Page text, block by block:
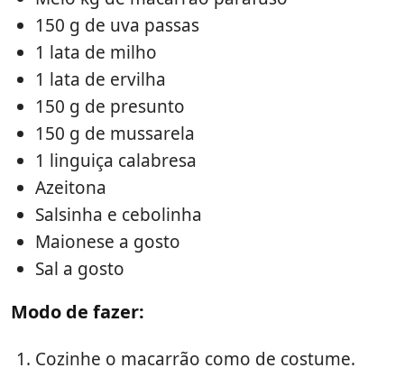
150 g de uva passas
1 lata de milho
1 lata de ervilha
150 g de presunto
150 g de mussarela
1 linguiça calabresa
Azeitona
Salsinha e cebolinha
Maionese a gosto
Sal a gosto
Modo de fazer:
Cozinhe o macarrão como de costume.